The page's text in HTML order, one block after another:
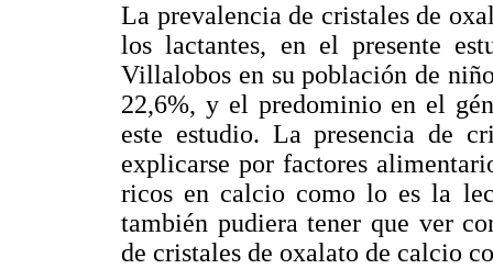
La prevalencia de cristales de
los lactantes, en el presente
Villalobos en su población de
22,6%, y el predominio en el
este estudio. La presencia de
explicarse por factores
ricos en calcio como lo es la
también pudiera tener que ver
de cristales de oxalato de calcio